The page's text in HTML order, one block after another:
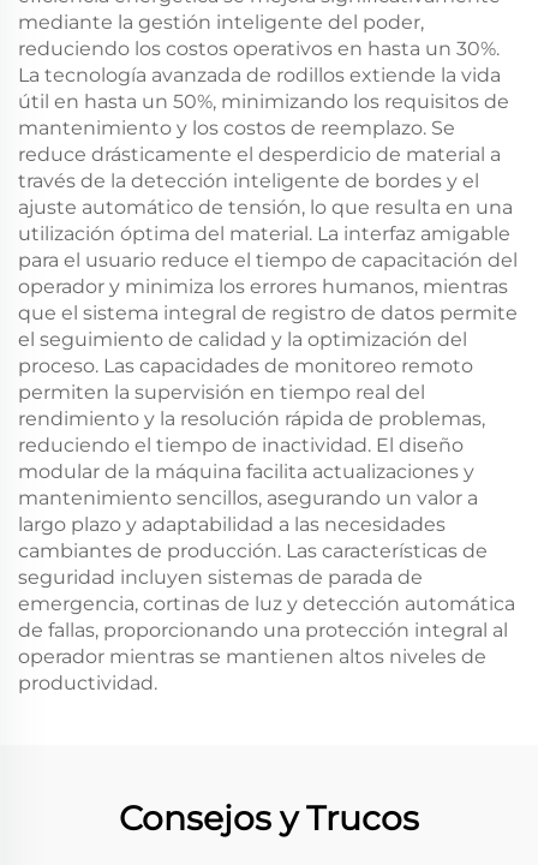
mediante la gestión inteligente del poder,
reduciendo los costos operativos en hasta un 30%.
La tecnología avanzada de rodillos extiende la vida
útil en hasta un 50%, minimizando los requisitos de
mantenimiento y los costos de reemplazo. Se
reduce drásticamente el desperdicio de material a
través de la detección inteligente de bordes y el
ajuste automático de tensión, lo que resulta en una
utilización óptima del material. La interfaz amigable
para el usuario reduce el tiempo de capacitación del
operador y minimiza los errores humanos, mientras
que el sistema integral de registro de datos permite
el seguimiento de calidad y la optimización del
proceso. Las capacidades de monitoreo remoto
permiten la supervisión en tiempo real del
rendimiento y la resolución rápida de problemas,
reduciendo el tiempo de inactividad. El diseño
modular de la máquina facilita actualizaciones y
mantenimiento sencillos, asegurando un valor a
largo plazo y adaptabilidad a las necesidades
cambiantes de producción. Las características de
seguridad incluyen sistemas de parada de
emergencia, cortinas de luz y detección automática
de fallas, proporcionando una protección integral al
operador mientras se mantienen altos niveles de
productividad.
Consejos y Trucos